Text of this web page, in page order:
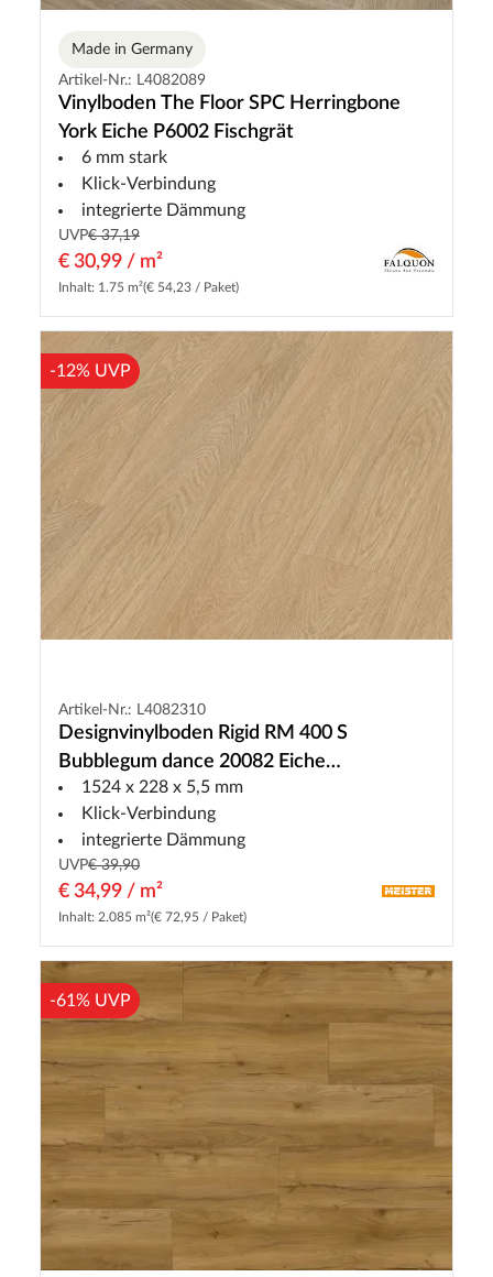
Made in Germany
Artikel-Nr.: L4082089
Vinylboden The Floor SPC Herringbone
York Eiche P6002 Fischgrät
6 mm stark
Klick-Verbindung
integrierte Dämmung
UVP€ 37,19
€ 30,99 / m²
Inhalt: 1.75 m²(€ 54,23 / Paket)
-12% UVP
Artikel-Nr.: L4082310
Designvinylboden Rigid RM 400 S
Bubblegum dance 20082 Eiche
Landhausdiele Edition M9
1524 x 228 x 5,5 mm
Klick-Verbindung
integrierte Dämmung
UVP€ 39,90
€ 34,99 / m²
Inhalt: 2.085 m²(€ 72,95 / Paket)
-61% UVP